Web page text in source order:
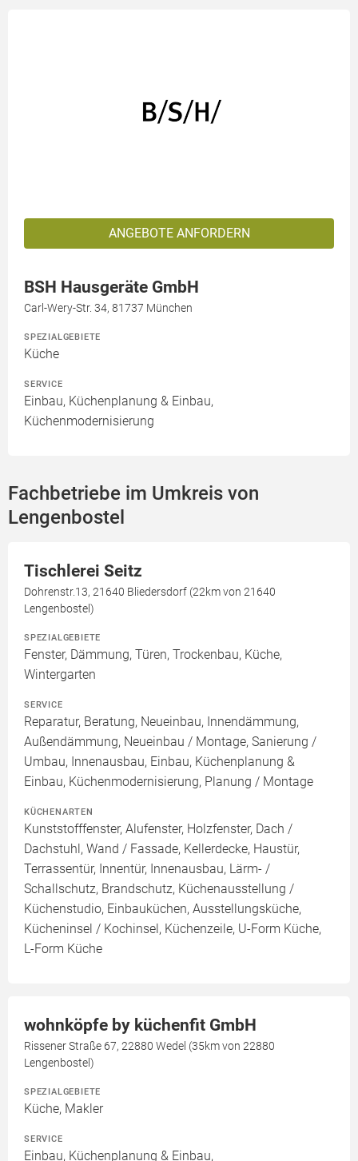
ANGEBOTE ANFORDERN
BSH Hausgeräte GmbH
Carl-Wery-Str. 34, 81737 München
SPEZIALGEBIETE
Küche
SERVICE
Einbau, Küchenplanung & Einbau,
Küchenmodernisierung
Fachbetriebe im Umkreis von
Lengenbostel
Tischlerei Seitz
Dohrenstr.13, 21640 Bliedersdorf (22km von 21640
Lengenbostel)
SPEZIALGEBIETE
Fenster, Dämmung, Türen, Trockenbau, Küche,
Wintergarten
SERVICE
Reparatur, Beratung, Neueinbau, Innendämmung,
Außendämmung, Neueinbau / Montage, Sanierung /
Umbau, Innenausbau, Einbau, Küchenplanung &
Einbau, Küchenmodernisierung, Planung / Montage
KÜCHENARTEN
Kunststofffenster, Alufenster, Holzfenster, Dach /
Dachstuhl, Wand / Fassade, Kellerdecke, Haustür,
Terrassentür, Innentür, Innenausbau, Lärm- /
Schallschutz, Brandschutz, Küchenausstellung /
Küchenstudio, Einbauküchen, Ausstellungsküche,
Kücheninsel / Kochinsel, Küchenzeile, U-Form Küche,
L-Form Küche
wohnköpfe by küchenfit GmbH
Rissener Straße 67, 22880 Wedel (35km von 22880
Lengenbostel)
SPEZIALGEBIETE
Küche, Makler
SERVICE
Einbau, Küchenplanung & Einbau,